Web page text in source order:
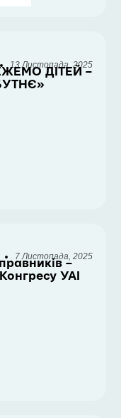
13 Листопада, 2025
ДІТЕЙ –
7 Листопада, 2025
–
УАІ